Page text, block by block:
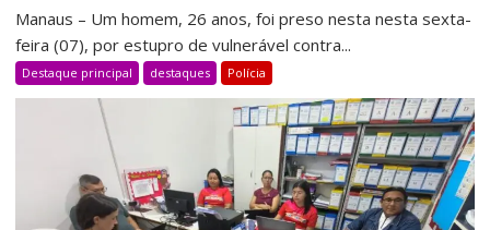
Manaus – Um homem, 26 anos, foi preso nesta nesta sexta-
feira (07), por estupro de vulnerável contra...
Destaque principal destaques Polícia